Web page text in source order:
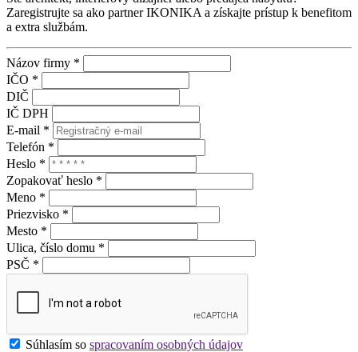
Zaregistrujte sa ako partner IKONIKA a získajte prístup k benefitom
a extra službám.
Názov firmy *
IČO *
DIČ
IČ DPH
E-mail *
Telefón *
Heslo *
Zopakovať heslo *
Meno *
Priezvisko *
Mesto *
Ulica, číslo domu *
PSČ *
Súhlasím so spracovaním osobných údajov